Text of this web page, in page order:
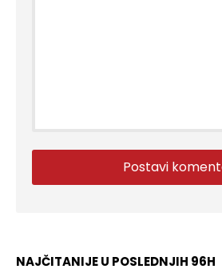
NAJČITANIJE U POSLEDNJIH 96H